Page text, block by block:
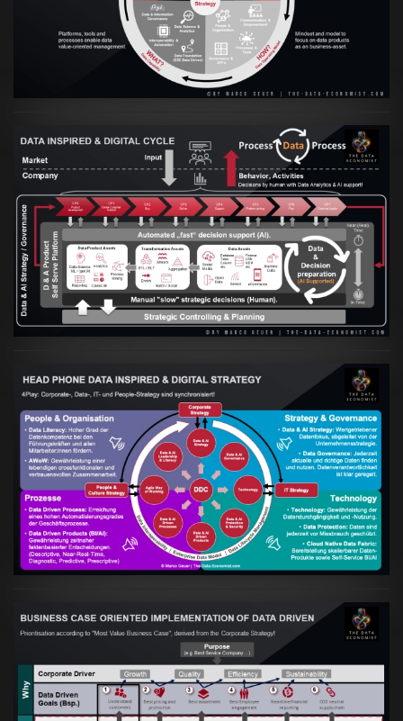
VIEW
Artikel:Prozesse und Daten müssen Hand
in Hand gehen
VIEW
Artikel:Kennst Du schon die "Head Phone
Data Driven Strategy"?
VIEW
Artikel:
Business Case orientierte